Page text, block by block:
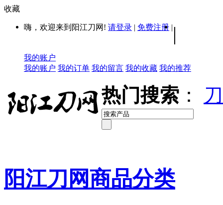
收藏
嗨，欢迎来到阳江刀网! 请登录 | 免费注册 | |
我的账户
我的账户 我的订单 我的留言 我的收藏 我的推荐
热门搜索 ：
阳江刀网商品分类